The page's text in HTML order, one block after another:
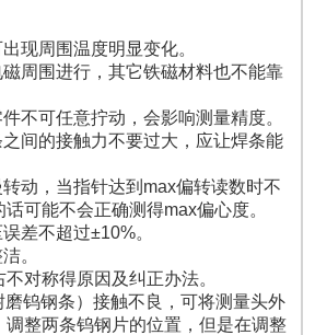
现周围温度明显变化。
周围进行，其它铁磁材料也不能靠
不可任意拧动，会影响测量精度。
间的接触力不要过大，应让焊条能
动，当指针达到max偏转读数时不
可能不会正确测得max偏心度。
差不超过±10%。
。
对称得原因及纠正办法。
钨钢条）接触不良，可将测量头外
整两条钨钢片的位置，但是在调整